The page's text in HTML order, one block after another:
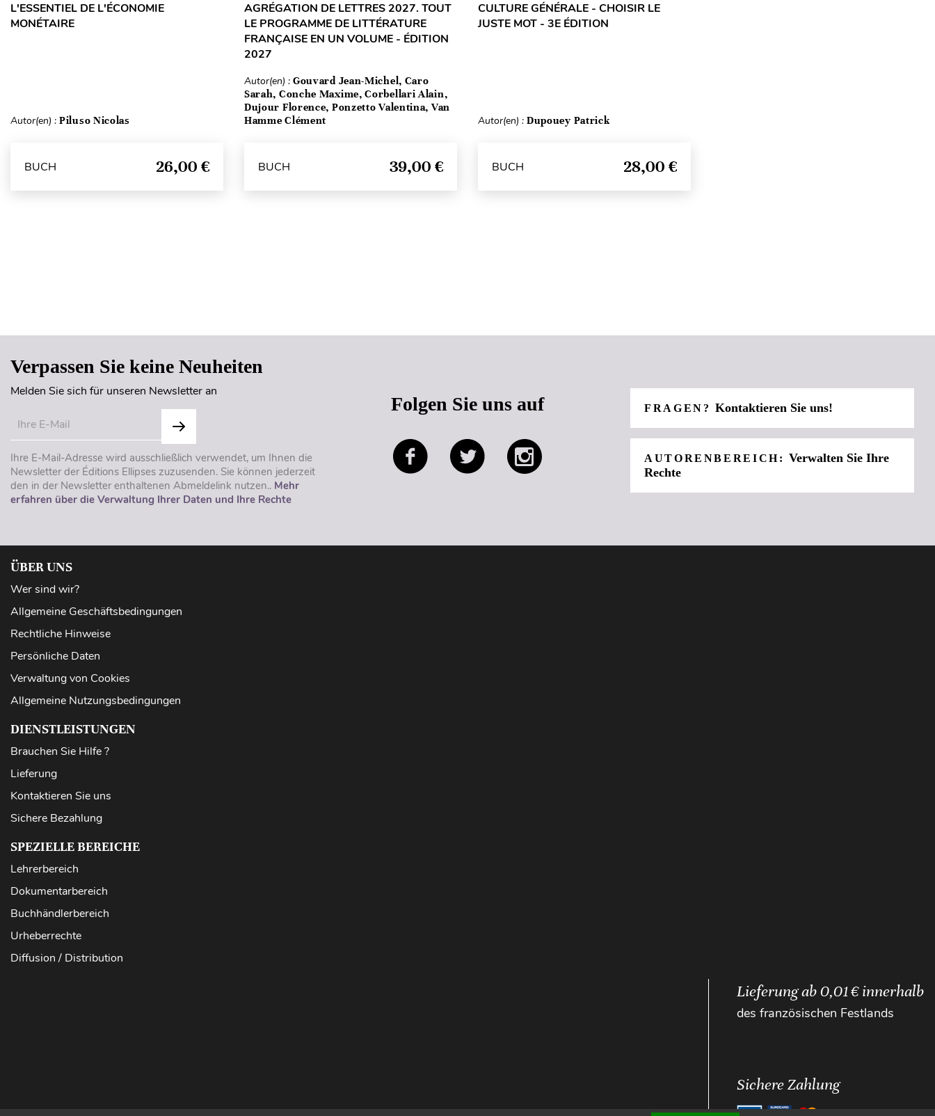
L'ESSENTIEL DE L'ÉCONOMIE
MONÉTAIRE
Autor(en) : Piluso Nicolas
BUCH 26,00 €
AGRÉGATION DE LETTRES 2027. TOUT
LE PROGRAMME DE LITTÉRATURE
FRANÇAISE EN UN VOLUME - ÉDITION
2027
Autor(en) : Gouvard Jean-Michel, Caro
Sarah, Conche Maxime, Corbellari Alain,
Dujour Florence, Ponzetto Valentina, Van
Hamme Clément
BUCH 39,00 €
CULTURE GÉNÉRALE - CHOISIR LE
JUSTE MOT - 3E ÉDITION
Autor(en) : Dupouey Patrick
BUCH 28,00 €
Verpassen Sie keine Neuheiten
Melden Sie sich für unseren Newsletter an
Ihre E-Mail-Adresse wird ausschließlich verwendet, um Ihnen die
Newsletter der Éditions Ellipses zuzusenden. Sie können jederzeit
den in der Newsletter enthaltenen Abmeldelink nutzen.. Mehr
erfahren über die Verwaltung Ihrer Daten und Ihre Rechte
Folgen Sie uns auf FRAGEN?Kontaktieren Sie uns!
AUTORENBEREICH:Verwalten Sie Ihre
Rechte
ÜBER UNS
Wer sind wir?
Allgemeine Geschäftsbedingungen
Rechtliche Hinweise
Persönliche Daten
Verwaltung von Cookies
Allgemeine Nutzungsbedingungen
DIENSTLEISTUNGEN
Brauchen Sie Hilfe ?
Lieferung
Kontaktieren Sie uns
Sichere Bezahlung
SPEZIELLE BEREICHE
Lehrerbereich
Dokumentarbereich
Buchhändlerbereich
Urheberrechte
Diffusion / Distribution
Lieferung ab 0,01 € innerhalb
des französischen Festlands
Sichere Zahlung